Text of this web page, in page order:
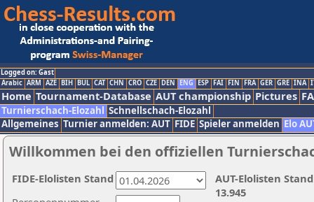
Logged on: Gast
Arabic ARM AZE BIH BUL CAT CHN CRO CZE DEN ENG ESP FAI FIN FRA GER GRE INA
Home Tournament-Database AUT championship Pictures
Turnierschach-Elozahl Schnellschach-Elozahl
Allgemeines Turnier anmelden: AUT FIDE Spieler anmelden Elo
Willkommen bei den offiziellen
AUT-Elolisten
13.945
FIDE-Elolisten Stand